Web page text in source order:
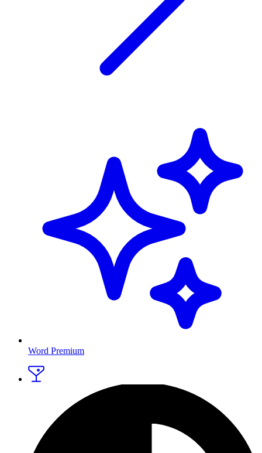
Word Premium